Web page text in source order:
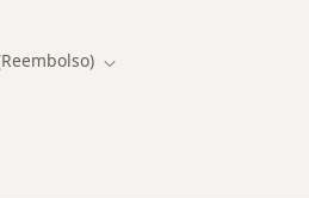
ciudad Cambiar de ciudad